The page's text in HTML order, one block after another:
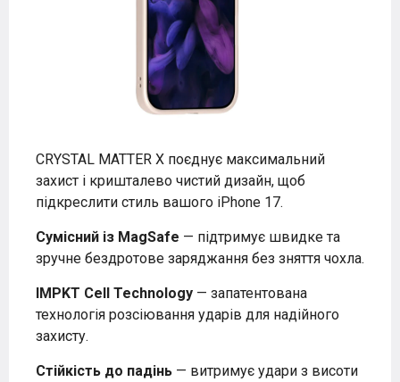
CRYSTAL MATTER X поєднує максимальний
захист і кришталево чистий дизайн, щоб
підкреслити стиль вашого iPhone 17.
Сумісний із MagSafe — підтримує швидке та
зручне бездротове заряджання без зняття чохла.
IMPKT Cell Technology — запатентована
технологія розсіювання ударів для надійного
захисту.
Стійкість до падінь — витримує удари з висоти